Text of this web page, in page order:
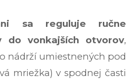
sa reguluje ručne
do vonkajších otvorov,
nádrží umiestnených pod
mriežka) v spodnej časti